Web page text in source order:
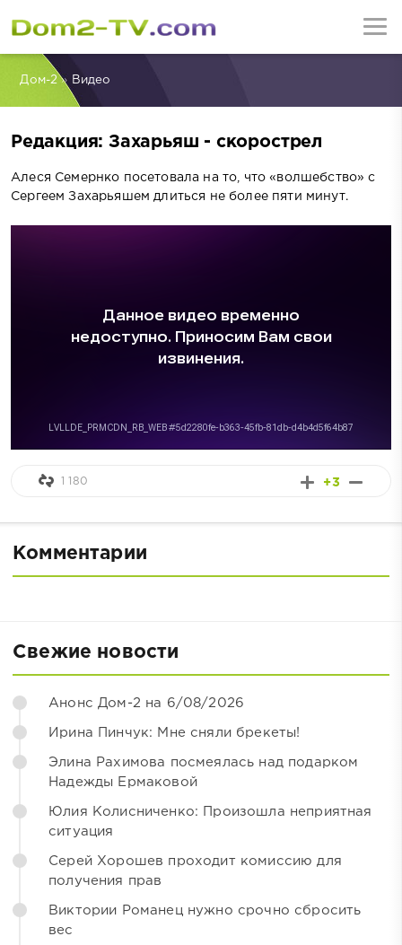
Дом-2» Видео
Редакция: Захарьяш - скорострел
Алеся Семернко посетовала на то, что «волшебство» с
Сергеем Захарьяшем длиться не более пяти минут.
+3
1 180
Комментарии
Свежие новости
Анонс Дом-2 на 6/08/2026
Ирина Пинчук: Мне сняли брекеты!
Элина Рахимова посмеялась над подарком
Надежды Ермаковой
Юлия Колисниченко: Произошла неприятная
ситуация
Серей Хорошев проходит комиссию для
получения прав
Виктории Романец нужно срочно сбросить
вес